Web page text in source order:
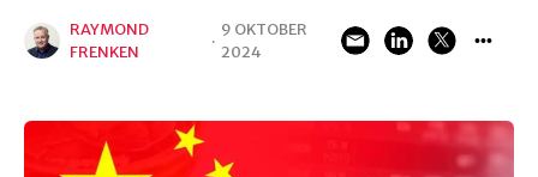
RAYMOND
FRENKEN
·
9 OKTOBER
2024